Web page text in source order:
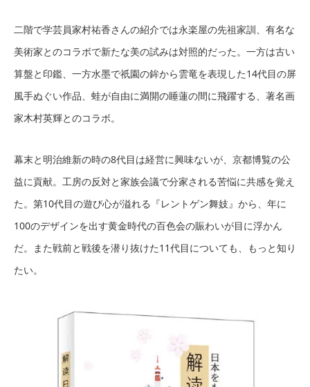
二階で学芸員家村祐香さんの紹介では永楽屋の先祖家訓、有名な
美術家とのコラボで新たな美の試みは対照的だった。一方は古い
算盤と印鑑、一方水墨で祇園の鉾から雲竜を表現した14代目の屏
風手ぬぐい作品、蛙が自由に満開の睡蓮の間に飛躍する、著名画
家木村英輝とのコラボ。
幕末と明治維新の時の8代目は経営に興味ないが、京都博覧の公
益に貢献。工房の反対と家族会議で分家される苦悩に共感を覚え
た。第10代目の遊び心が溢れる『レントゲン舞妓』から、年に
100のデザインを出す黄金時代の百色会の賑わいが目に浮かん
だ。また戦前と戦後を潜り抜けた11代目についても、もっと知り
たい。